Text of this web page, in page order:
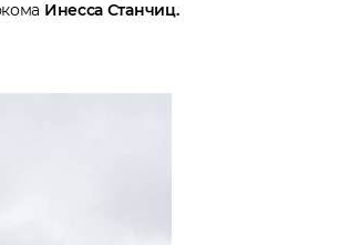
Инесса Станчиц.